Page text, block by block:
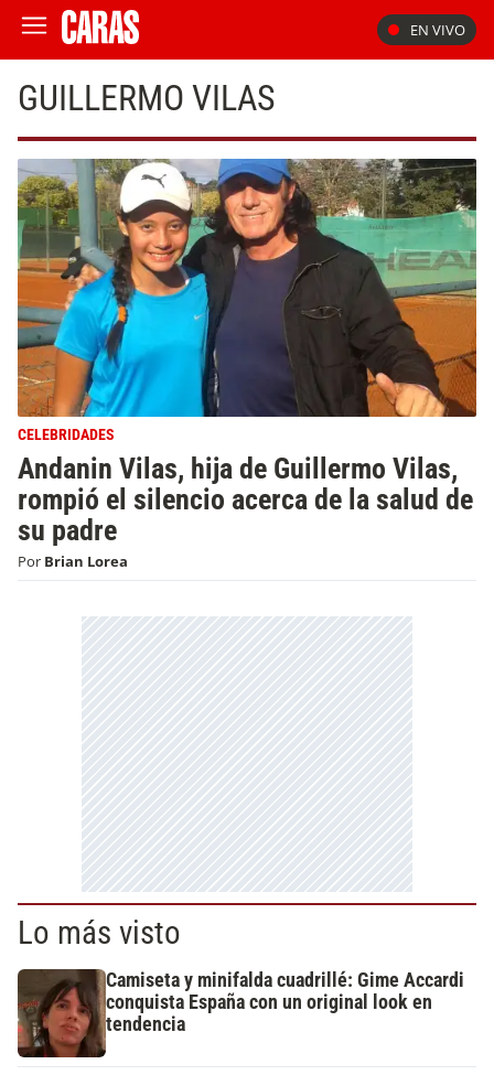
EN VIVO
GUILLERMO VILAS
CELEBRIDADES
Andanin Vilas, hija de Guillermo Vilas,
rompió el silencio acerca de la salud de
su padre
Por Brian Lorea
Lo más visto
Camiseta y minifalda cuadrillé: Gime Accardi
conquista España con un original look en
tendencia